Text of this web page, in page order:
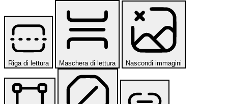
Riga di lettura Maschera di lettura Nascondi immagini